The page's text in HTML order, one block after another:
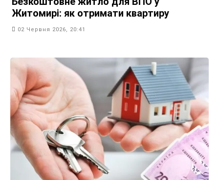
Житомирі: як отримати квартиру
02 Червня 2026, 20:41